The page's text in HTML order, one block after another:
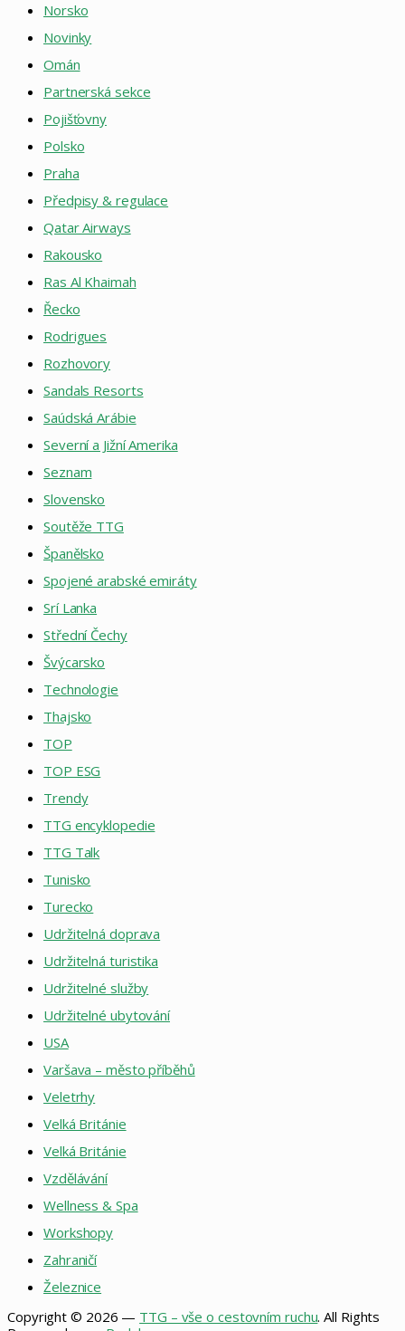
Norsko
Novinky
Omán
Partnerská sekce
Pojišťovny
Polsko
Praha
Předpisy & regulace
Qatar Airways
Rakousko
Ras Al Khaimah
Řecko
Rodrigues
Rozhovory
Sandals Resorts
Saúdská Arábie
Severní a Jižní Amerika
Seznam
Slovensko
Soutěže TTG
Španělsko
Spojené arabské emiráty
Srí Lanka
Střední Čechy
Švýcarsko
Technologie
Thajsko
TOP
TOP ESG
Trendy
TTG encyklopedie
TTG Talk
Tunisko
Turecko
Udržitelná doprava
Udržitelná turistika
Udržitelné služby
Udržitelné ubytování
USA
Varšava – město příběhů
Veletrhy
Velká Británie
Velká Británie
Vzdělávání
Wellness & Spa
Workshopy
Zahraničí
Železnice
Copyright © 2026 — TTG – vše o cestovním ruchu. All Rights